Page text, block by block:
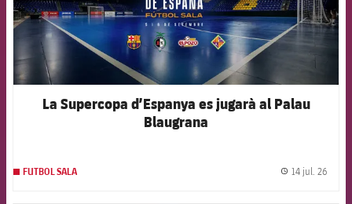
La Supercopa d’Espanya es jugarà al Palau
Blaugrana
FUTBOL SALA 14 jul. 26